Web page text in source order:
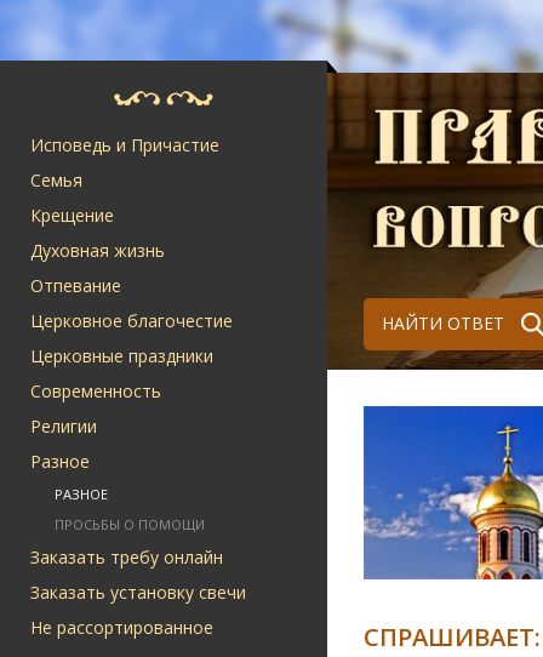
Исповедь и Причастие
Семья
Крещение
Духовная жизнь
Отпевание
Церковное благочестие
Церковные праздники
Современность
Религии
Разное
РАЗНОЕ
ПРОСЬБЫ О ПОМОЩИ
Заказать требу онлайн
Заказать установку свечи
Не рассортированное
НАЙТИ ОТВЕТ
СПРАШИВАЕТ: